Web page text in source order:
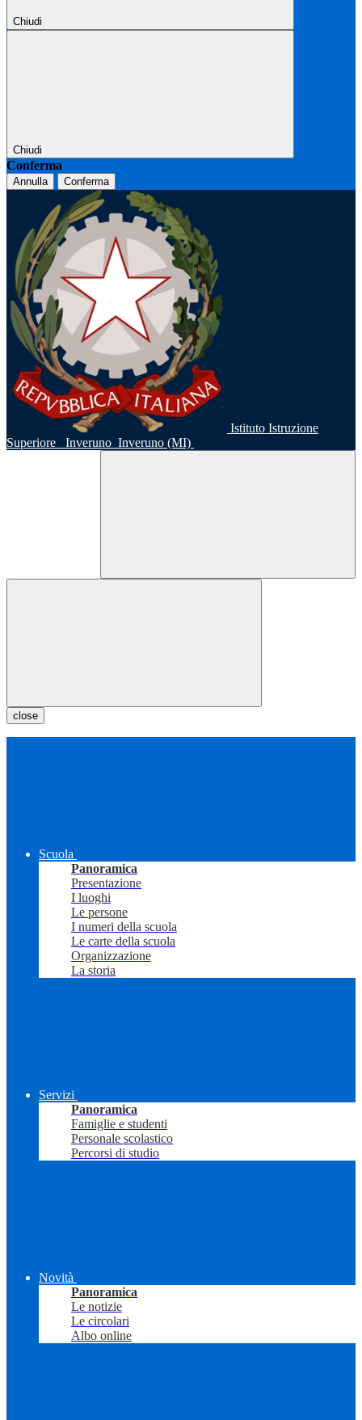
Chiudi
Chiudi
Conferma
Annulla Conferma
Istituto Istruzione
Superiore
Inveruno Inveruno (MI)
close
Scuola
Panoramica
Presentazione
I luoghi
Le persone
I numeri della scuola
Le carte della scuola
Organizzazione
La storia
Servizi
Panoramica
Famiglie e studenti
Personale scolastico
Percorsi di studio
Novità
Panoramica
Le notizie
Le circolari
Albo online